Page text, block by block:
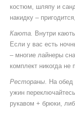
костюм, шляпу и
накидку –
Каюта. Внутри
Если у вас есть
– многие лайнеры
комплект никогда не
Рестораны. На обед
ужин
рукавом + брюки,